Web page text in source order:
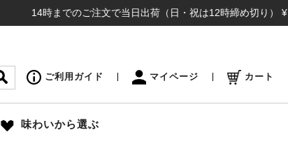
時までのご注文で当日出荷（日・祝は12時締め切り）
ご利用ガイド マイページ カート
味わいから選ぶ